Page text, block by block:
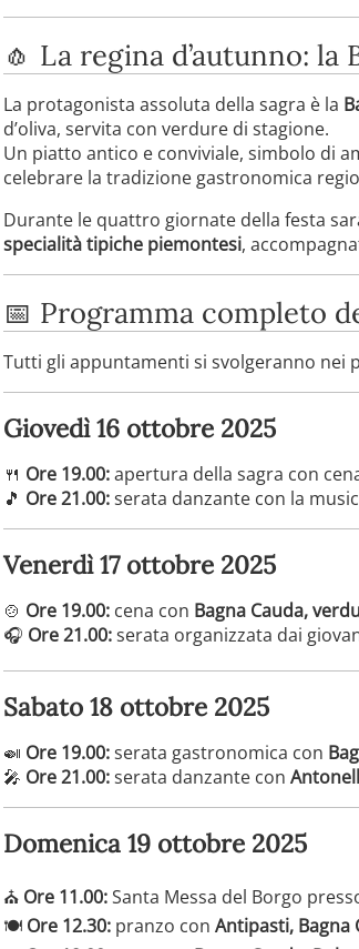
🧄 La regina d’autunno: la
La protagonista assoluta della sagra è la
d’oliva, servita con verdure di stagione.
Un piatto antico e conviviale, simbolo di
celebrare la tradizione gastronomica
Durante le quattro giornate della festa
specialità tipiche piemontesi,
📅 Programma completo
Tutti gli appuntamenti si svolgeranno nei
Giovedì 16 ottobre 2025
🍴 Ore 19.00:apertura della sagra con
🎵 Ore 21.00:serata danzante con la
Venerdì 17 ottobre 2025
🍲 Ore 19.00: cena con Bagna Cauda,
🎧 Ore 21.00:serata organizzata dai
Sabato 18 ottobre 2025
🍛 Ore 19.00:serata gastronomica con
🎤 Ore 21.00:serata danzante con
Domenica 19 ottobre 2025
⛪ Ore 11.00:Santa Messa del Borgo
🍽️ Ore 12.30: pranzo con Antipasti, Bagna